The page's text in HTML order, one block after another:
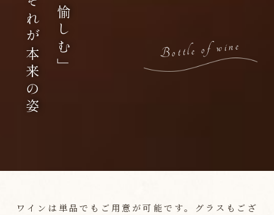
それが本来の姿 Bottle of wine
ワインは単品でもご用意が可能です。グラスもござ